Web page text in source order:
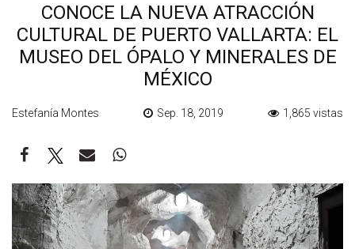
CONOCE LA NUEVA ATRACCIÓN
CULTURAL DE PUERTO VALLARTA: EL
MUSEO DEL ÓPALO Y MINERALES DE
MÉXICO
Estefanía Montes Sep. 18, 2019 1,865 vistas